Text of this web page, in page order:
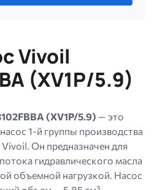
Vivoil
(XV1P/5.9)
(XV1P/5.9) — это
1-й группы производства
Он предназначен для
гидравлического масла
объемной нагрузкой. Насос